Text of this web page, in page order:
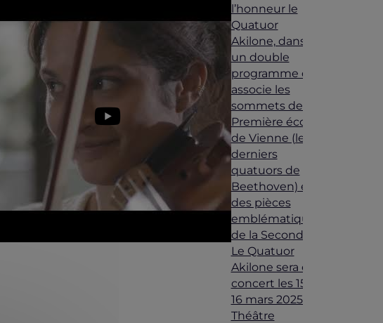
l’honneur le
Quatuor
Akilone, dans
un double
programme qui
associe les
sommets de la
Première école
de Vienne (les
derniers
quatuors de
Beethoven) et
des pièces
emblématiques
de la Seconde
Le Quatuor
Akilone sera en
concert les 15 et
16 mars 2025 au
Théâtre